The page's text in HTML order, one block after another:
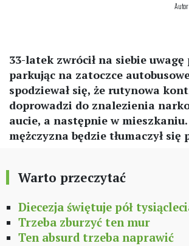
33-latek zwrócił na siebie
parkując na zatoczce
spodziewał się, że rutynowa
doprowadzi do znalezienia
aucie, a następnie w
mężczyzna będzie tłumaczył się
Warto przeczytać
Diecezja świętuje pół
Trzeba zburzyć ten mur
Ten absurd trzeba naprawić